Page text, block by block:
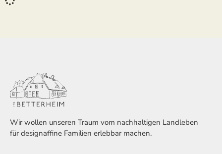
Wir wollen unseren Traum vom nachhaltigen Landleben
für designaffine Familien erlebbar machen.